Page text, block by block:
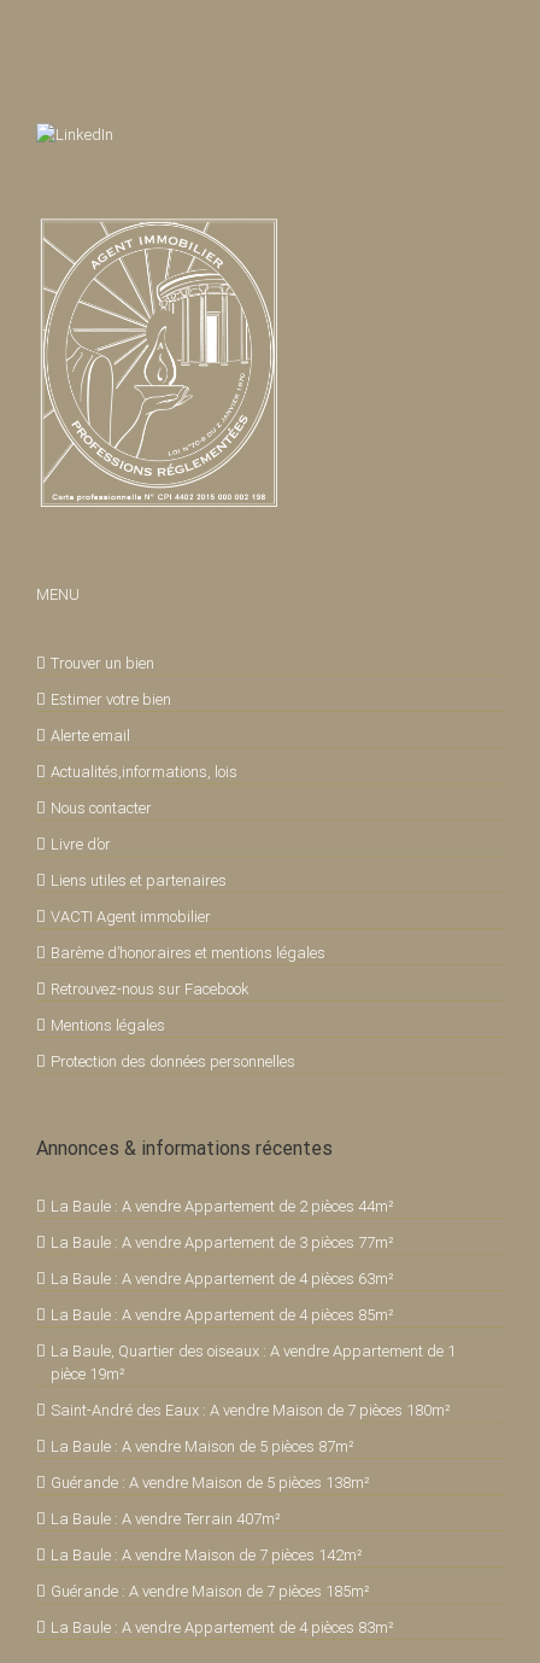
MENU
Trouver un bien
Estimer votre bien
Alerte email
Actualités,informations, lois
Nous contacter
Livre d’or
Liens utiles et partenaires
VACTI Agent immobilier
Barème d’honoraires et mentions légales
Retrouvez-nous sur Facebook
Mentions légales
Protection des données personnelles
Annonces & informations récentes
La Baule : A vendre Appartement de 2 pièces 44m²
La Baule : A vendre Appartement de 3 pièces 77m²
La Baule : A vendre Appartement de 4 pièces 63m²
La Baule : A vendre Appartement de 4 pièces 85m²
La Baule, Quartier des oiseaux : A vendre Appartement de 1
pièce 19m²
Saint-André des Eaux : A vendre Maison de 7 pièces 180m²
La Baule : A vendre Maison de 5 pièces 87m²
Guérande : A vendre Maison de 5 pièces 138m²
La Baule : A vendre Terrain 407m²
La Baule : A vendre Maison de 7 pièces 142m²
Guérande : A vendre Maison de 7 pièces 185m²
La Baule : A vendre Appartement de 4 pièces 83m²